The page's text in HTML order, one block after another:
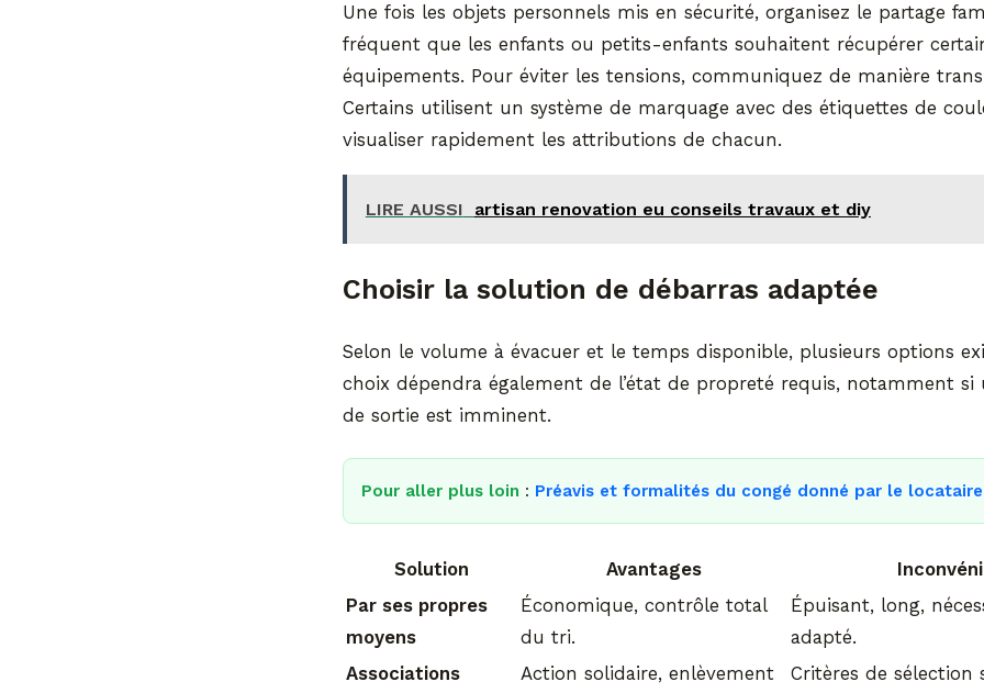
Une fois les objets personnels mis en sécurité, organisez le partage
fréquent que les enfants ou petits-enfants souhaitent récupérer
équipements. Pour éviter les tensions, communiquez de manière
Certains utilisent un système de marquage avec des étiquettes de
visualiser rapidement les attributions de chacun.
LIRE AUSSI artisan renovation eu conseils travaux et diy
Choisir la solution de débarras adaptée
Selon le volume à évacuer et le temps disponible, plusieurs options
choix dépendra également de l’état de propreté requis, notamment
de sortie est imminent.
Pour aller plus loin : Préavis et formalités du congé donné par le
Solution Avantages
Par ses propres
moyens
Économique, contrôle total
du tri.
Épuisant, long,
adapté.
Associations
Action solidaire, enlèvement
Critères de sélection